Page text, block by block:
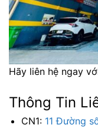
Hãy liên hệ ngay
Thông Tin
CN1: 11 Đường